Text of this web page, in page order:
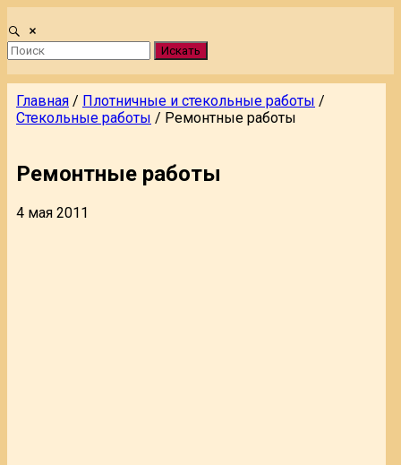
Искать
Главная / Плотничные и стекольные работы /
Стекольные работы / Ремонтные работы
Ремонтные работы
4 мая 2011